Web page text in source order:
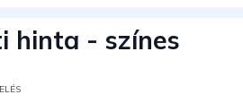
hinta - színes